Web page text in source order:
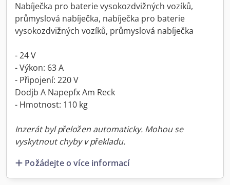
Nabíječka pro baterie vysokozdvižných vozíků,
průmyslová nabíječka, nabíječka pro baterie
vysokozdvižných vozíků, průmyslová nabíječka
- 24 V
- Výkon: 63 A
- Připojení: 220 V
Dodjb A Napepfx Am Reck
- Hmotnost: 110 kg
Inzerát byl přeložen automaticky. Mohou se
vyskytnout chyby v překladu.
Požádejte o více informací